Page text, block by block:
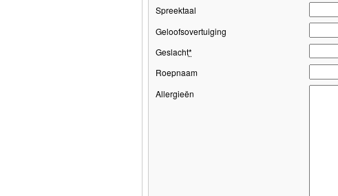
Spreektaal
Geloofsovertuiging
Geslacht*
Roepnaam
Allergieën